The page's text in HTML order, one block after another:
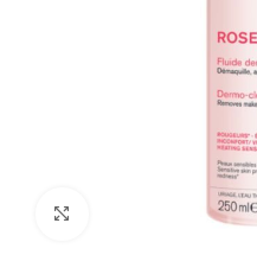
Click to enlarge